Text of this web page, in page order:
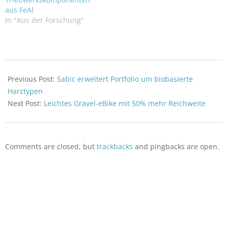
Industrieroboter sind -
verglichen mit
Anschaffung. Das macht
in der Zerspanung sehr
interessant.…
aus FeAl
In "Aus der Forschung"
09-
19
Previous Post: Sabic erweitert Portfolio um biobasierte
Harztypen
Next Post: Leichtes Gravel-eBike mit 50% mehr Reichweite
Comments are closed, but trackbacks and pingbacks are open.